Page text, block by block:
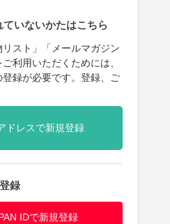
ていないかたはこちら
リスト」「メールマガジン
利用いただくためには、
登録が必要です。登録、ご
ドレスで新規登録
録
IDで新規登録